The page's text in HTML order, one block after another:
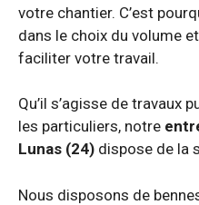
votre chantier. C’est
dans le choix du volume
faciliter votre travail.
Qu’il s’agisse de travaux
les particuliers, notre
Lunas (24) dispose de la
Nous disposons de